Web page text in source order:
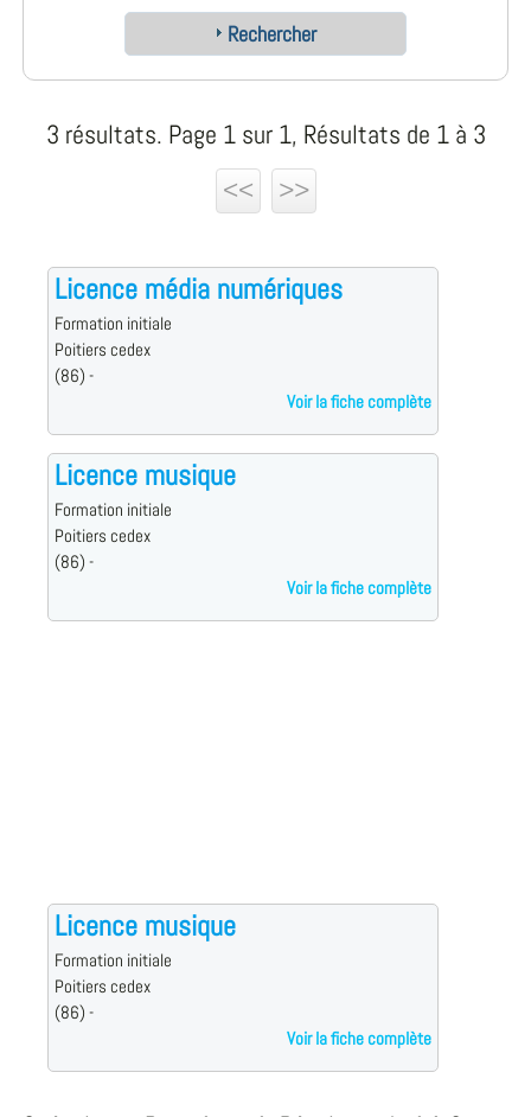
Rechercher
3 résultats. Page 1 sur 1, Résultats de 1 à 3
<<
>>
Licence média numériques
Formation initiale
Poitiers cedex
(86) -
Voir la fiche complète
Licence musique
Formation initiale
Poitiers cedex
(86) -
Voir la fiche complète
Licence musique
Formation initiale
Poitiers cedex
(86) -
Voir la fiche complète